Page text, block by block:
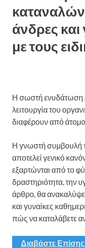
άνδρες
με τους
Η σωστή ενυδάτωση
λειτουργία του
διαφέρουν από
Η γνωστή συμβουλή
αποτελεί γενικό
εξαρτώνται από το
δραστηριότητα, την
άρθρο, θα
και γυναίκες
πώς να καταλάβετε
Διαβάστε Επίσης